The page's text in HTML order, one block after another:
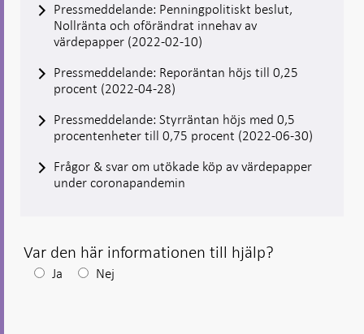
Pressmeddelande: Penningpolitiskt beslut,
Nollränta och oförändrat innehav av
värdepapper (2022-02-10)
Pressmeddelande: Reporäntan höjs till 0,25
procent (2022-04-28)
Pressmeddelande: Styrräntan höjs med 0,5
procentenheter till 0,75 procent (2022-06-30)
Frågor & svar om utökade köp av värdepapper
under coronapandemin
Var den här informationen till hjälp?
EfterJa Nej